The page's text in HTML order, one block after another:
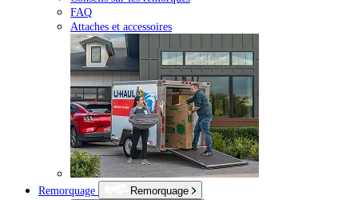
FAQ
Attaches et accessoires
Remorquage
Remorquage